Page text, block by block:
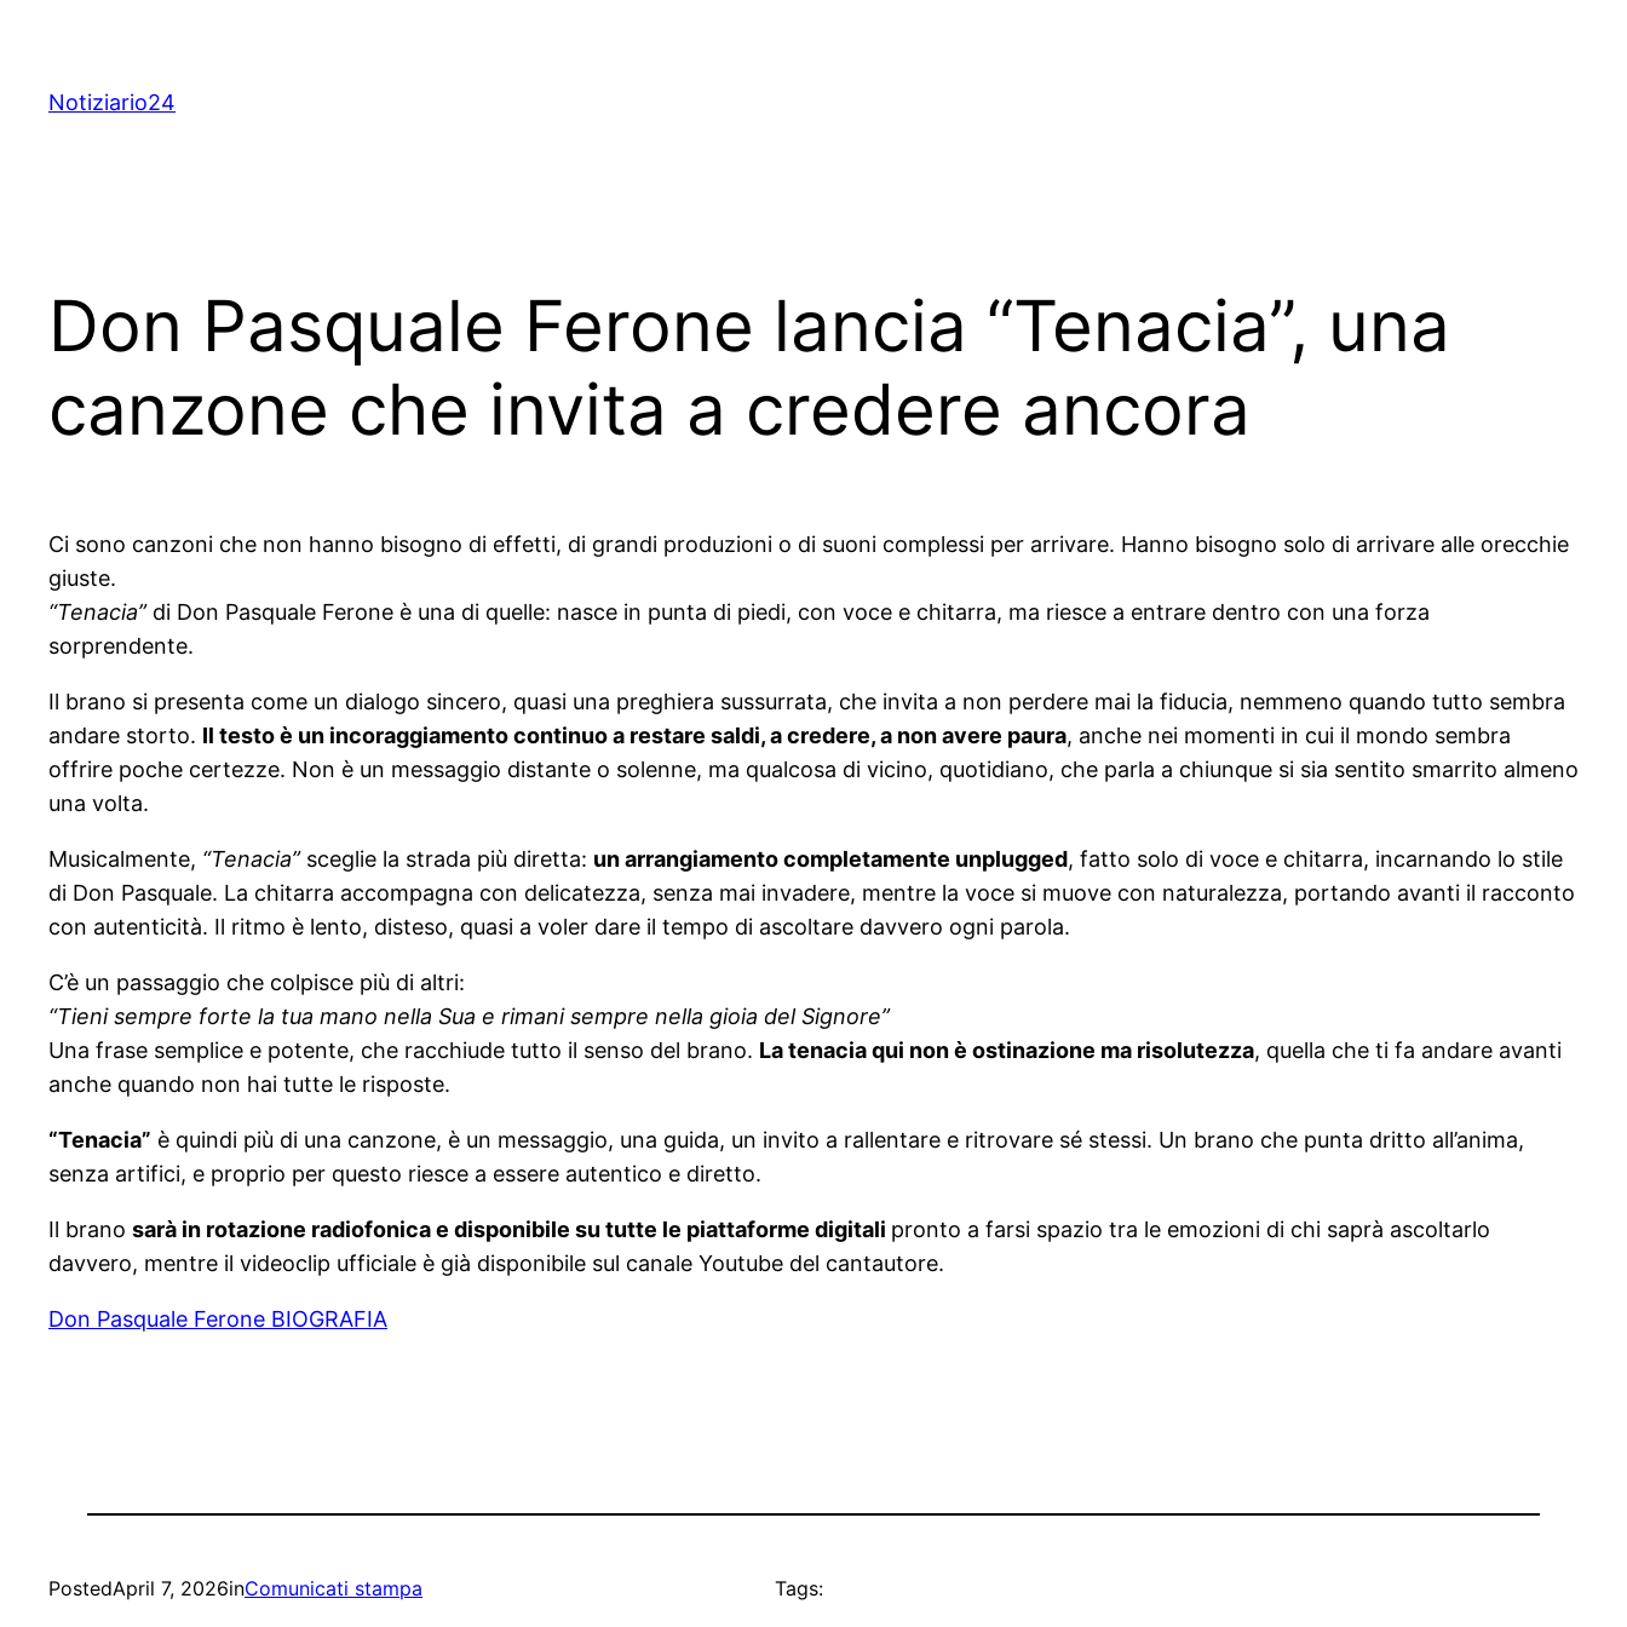
content
Notiziario24
Don Pasquale Ferone lancia “Tenacia”, una
canzone che invita a credere ancora
Ci sono canzoni che non hanno bisogno di effetti, di grandi produzioni o di suoni complessi per arrivare. Hanno bisogno solo di arrivare alle orecchie
giuste.
“Tenacia”di Don Pasquale Ferone è una di quelle: nasce in punta di piedi, con voce e chitarra, ma riesce a entrare dentro con una forza
sorprendente.
Il brano si presenta come un dialogo sincero, quasi una preghiera sussurrata, che invita a non perdere mai la fiducia, nemmeno quando tutto sembra
andare storto. Il testo è un incoraggiamento continuo a restare saldi, a credere, a non avere paura, anche nei momenti in cui il mondo sembra
offrire poche certezze. Non è un messaggio distante o solenne, ma qualcosa di vicino, quotidiano, che parla a chiunque si sia sentito smarrito almeno
una volta.
Musicalmente, “Tenacia”sceglie la strada più diretta: un arrangiamento completamente unplugged, fatto solo di voce e chitarra, incarnando lo stile
di Don Pasquale. La chitarra accompagna con delicatezza, senza mai invadere, mentre la voce si muove con naturalezza, portando avanti il racconto
con autenticità. Il ritmo è lento, disteso, quasi a voler dare il tempo di ascoltare davvero ogni parola.
C’è un passaggio che colpisce più di altri:
“Tieni sempre forte la tua mano nella Sua e rimani sempre nella gioia del Signore”
Una frase semplice e potente, che racchiude tutto il senso del brano. La tenacia qui non è ostinazione ma risolutezza, quella che ti fa andare avanti
anche quando non hai tutte le risposte.
“Tenacia” è quindi più di una canzone, è un messaggio, una guida, un invito a rallentare e ritrovare sé stessi. Un brano che punta dritto all’anima,
senza artifici, e proprio per questo riesce a essere autentico e diretto.
Il brano sarà in rotazione radiofonica e disponibile su tutte le piattaforme digitali pronto a farsi spazio tra le emozioni di chi saprà ascoltarlo
davvero, mentre il videoclip ufficiale è già disponibile sul canale Youtube del cantautore.
Don Pasquale Ferone BIOGRAFIA
PostedApril 7, 2026inComunicati stampa Tags: